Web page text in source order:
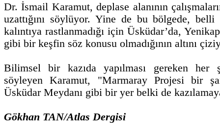
Dr. İsmail Karamut, deplase alanının
uzattığını söylüyor. Yine de bu bölgede,
kalıntıya rastlanmadığı için Üsküdar’da,
gibi bir keşfin söz konusu olmadığının altını
Bilimsel bir kazıda yapılması gereken her
söyleyen Karamut, "Marmaray Projesi bir
Üsküdar Meydanı gibi bir yer belki de
Gökhan TAN/Atlas Dergisi